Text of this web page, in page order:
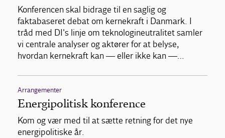
Konferencen skal bidrage til en saglig og
faktabaseret debat om kernekraft i Danmark. I
tråd med DI's linje om teknologineutralitet samler
vi centrale analyser og aktører for at belyse,
hvordan kernekraft kan — eller ikke kan —…
Arrangementer
Energipolitisk konference
Kom og vær med til at sætte retning for det nye
energipolitiske år.